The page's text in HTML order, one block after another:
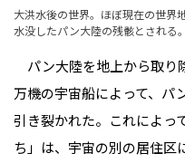
大洪水後の世界。ほぼ現在の世界
水没したパン大陸の残骸とされる。
パン大陸を地上から取り
万機の宇宙船によって、パ
引き裂かれた。これによっ
ち」は、宇宙の別の居住区